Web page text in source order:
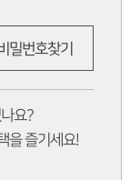
밀번호찾기
요?
을 즐기세요!